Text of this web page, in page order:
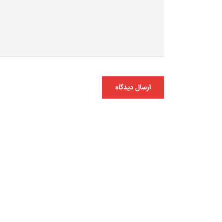
ارسال دیدگاه